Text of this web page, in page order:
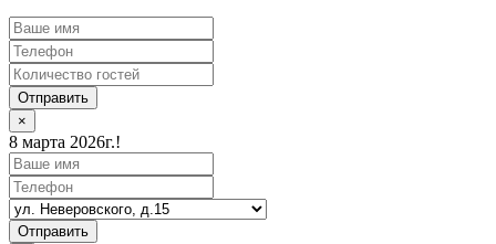
Отправить
×
8 марта 2026г.!
Отправить